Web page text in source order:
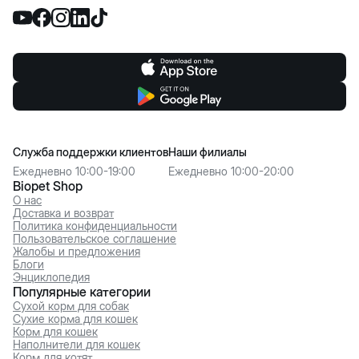
Biopet Shop
О нас
Доставка и возврат
Политика конфиденциальности
Пользовательское соглашение
Жалобы и предложения
Блоги
Энциклопедия
Служба поддержки клиентов
Ежедневно 10:00-19:00
Наши филиалы
Ежедневно 10:00-20:00
Популярные категории
Сухой корм для собак
Сухие корма для кошек
Корм для кошек
Наполнители для кошек